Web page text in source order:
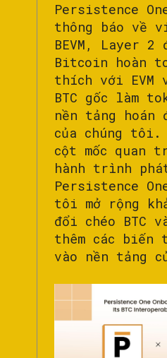
Persistence
thông báo về
BEVM, Layer
Bitcoin hoàn
thích với EVM
BTC gốc làm
nền tảng hoán
của chúng tôi.
cột mốc quan
hành trình
Persistence
tôi mở rộng
đổi chéo BTC
thêm các biến
vào nền tảng